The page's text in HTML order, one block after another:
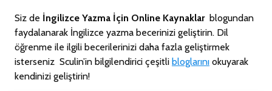
Siz de İngilizce Yazma İçin Online Kaynaklar blogundan
faydalanarak İngilizce yazma becerinizi geliştirin. Dil
öğrenme ile ilgili becerilerinizi daha fazla geliştirmek
isterseniz Sculin’in bilgilendirici çeşitli bloglarını okuyarak
kendinizi geliştirin!